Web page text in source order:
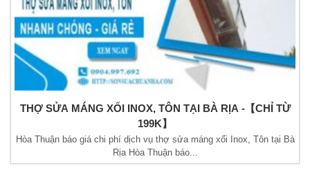
THỢ SỬA MÁNG XỐI INOX, TÔN TẠI BÀ RỊA -【CHỈ TỪ
199K】
Hòa Thuận báo giá chi phí dịch vụ thợ sửa máng xối Inox, Tôn tại Bà
Rịa Hòa Thuận báo...